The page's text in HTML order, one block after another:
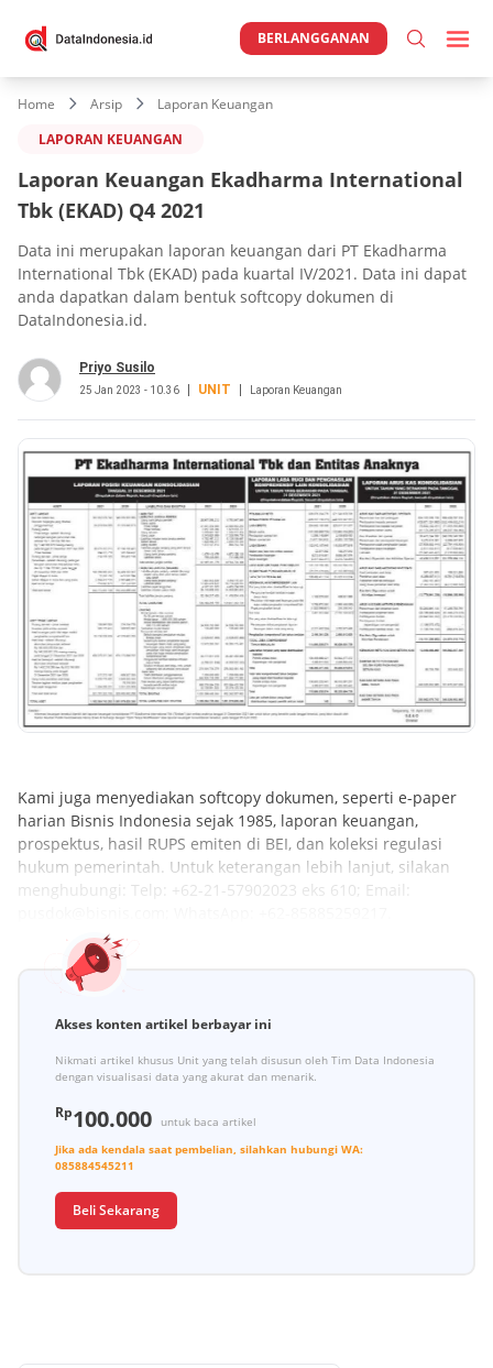
BERLANGGANAN
Home Arsip
Laporan Keuangan
LAPORAN KEUANGAN
Laporan Keuangan Ekadharma International
Tbk (EKAD) Q4 2021
Data ini merupakan laporan keuangan dari PT Ekadharma
International Tbk (EKAD) pada kuartal IV/2021. Data ini dapat
anda dapatkan dalam bentuk softcopy dokumen di
DataIndonesia.id.
Priyo Susilo
25 Jan 2023 - 10.36 UNIT Laporan Keuangan
Kami juga menyediakan softcopy dokumen, seperti e-paper
harian Bisnis Indonesia sejak 1985, laporan keuangan,
prospektus, hasil RUPS emiten di BEI, dan koleksi regulasi
hukum pemerintah. Untuk keterangan lebih lanjut, silakan
menghubungi: Telp: +62-21-57902023 eks 610; Email:
Akses konten artikel berbayar ini
Nikmati artikel khusus Unit yang telah disusun oleh Tim Data Indonesia
dengan visualisasi data yang akurat dan menarik.
Rp100.000
untuk baca artikel
Jika ada kendala saat pembelian, silahkan hubungi WA:
085884545211
Beli Sekarang